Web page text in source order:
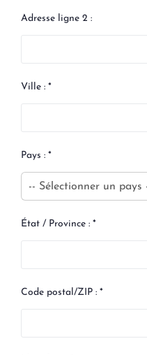
Adresse ligne 2 :
Ville : *
Pays : *
État / Province : *
Code postal/ZIP : *